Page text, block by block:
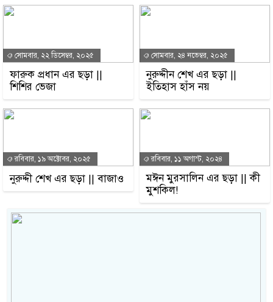
সোমবার, ২২ ডিসেম্বর, ২০২৫
ফারুক প্রধান এর ছড়া ||
শিশির ভেজা
সোমবার, ২৪ নভেম্বর, ২০২৫
নুরুদ্দীন শেখ এর ছড়া ||
ইতিহাস হাঁস নয়
রবিবার, ১৯ অক্টোবর, ২০২৫
নুরুদ্দী শেখ এর ছড়া || বাজাও
রবিবার, ১১ অগাস্ট, ২০২৪
মঈন মুরসালিন এর ছড়া || কী
মুশকিল!